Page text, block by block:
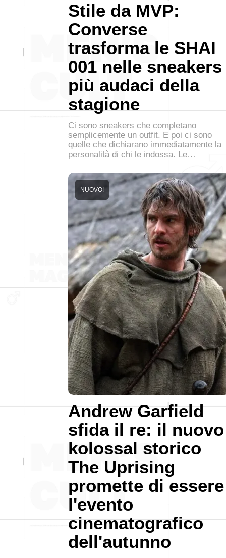
Stile da MVP:
Converse
trasforma le SHAI
001 nelle sneakers
più audaci della
stagione
Ci sono sneakers che completano
semplicemente un outfit. E poi ci sono
quelle che dichiarano immediatamente la
personalità di chi le indossa. Le…
Andrew Garfield
sfida il re: il nuovo
kolossal storico
The Uprising
promette di essere
l'evento
cinematografico
dell'autunno
NUOVO!